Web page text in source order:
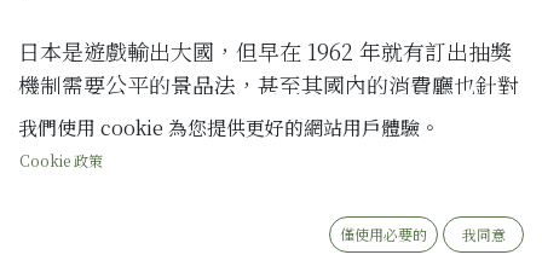
日本是遊戲輸出大國，但早在 1962 年就有訂出抽獎
機制需要公平的景品法 ，甚至其國內的消費廳也針對
遊戲廠商不實的稀有素材或角色的獲得機率曾做出裁
罰。反觀我國，目前並無法律規範遊戲業者。然而，
玩家的人性，甚至日本遊戲廠商卡普空還曾針對掉寶
機率如何控制的技術方案申請了專利，其公開號碼為
我們使用 cookie 為您提供更好的網站用戶體驗。
Cookie 政策
僅使用必要的 我同意